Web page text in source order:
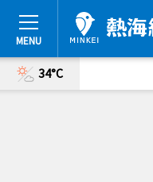
34°C